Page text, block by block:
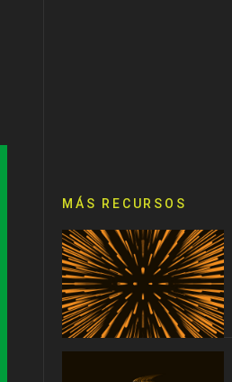
MÁS RECURSOS